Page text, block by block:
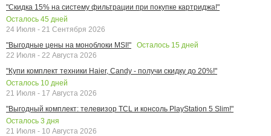
"Скидка 15% на систему фильтрации при покупке картриджа!"
Осталось 45 дней
24 Июля - 21 Сентября 2026
"Выгодные цены на моноблоки MSI!"
Осталось 15 дней
22 Июля - 22 Августа 2026
"Купи комплект техники Haier, Candy - получи скидку до 20%!"
Осталось 10 дней
21 Июля - 17 Августа 2026
"Выгодный комплект: телевизор TCL и консоль PlayStation 5 Slim!"
Осталось 3 дня
21 Июля - 10 Августа 2026